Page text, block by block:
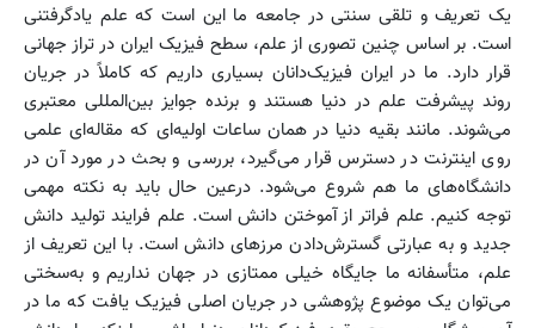
یک تعریف و تلقی سنتی در جامعه ما این است که علم یادگرفتنی
است. بر اساس چنین تصوری از علم، سطح فیزیک ایران در تراز جهانی
قرار دارد. ما در ایران فیزیک‌دانان بسیاری داریم که کاملاً در جریان
روند پیشرفت علم در دنیا هستند و برنده جوایز بین‌المللی معتبری
می‌شوند. مانند بقیه دنیا در همان ساعات اولیه‌ای که مقاله‌ای علمی
روی اینترنت در دسترس قرار می‌گیرد، بررسی و بحث در مورد آن در
دانشگاه‌های ما هم شروع می‌شود. درعین ‌حال باید به نکته مهمی
توجه کنیم. علم فراتر از آموختن دانش است. علم فرایند تولید دانش
جدید و به عبارتی گسترش‌دادن مرزهای دانش است. با این تعریف از
علم، متأسفانه ما جایگاه خیلی ممتازی در جهان نداریم و به‌سختی
می‌توان یک موضوع پژوهشی در جریان اصلی فیزیک یافت که ما در